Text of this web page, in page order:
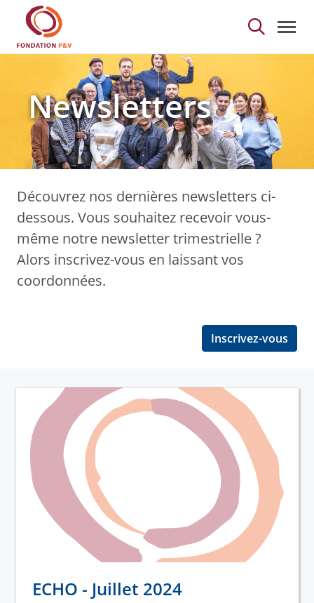
Saut au contenu principal
Newsletters -
Newsletters
Découvrez nos dernières newsletters ci-
dessous. Vous souhaitez recevoir vous-
même notre newsletter trimestrielle ?
Alors inscrivez-vous en laissant vos
coordonnées.
Inscrivez-vous
ECHO - Juillet 2024